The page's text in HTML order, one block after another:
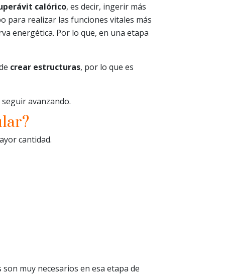
calórico, es decir, ingerir más
para realizar las funciones vitales más
energética. Por lo que, en una etapa
crear estructuras, por lo que es
avanzando.
cantidad.
muy necesarios en esa etapa de